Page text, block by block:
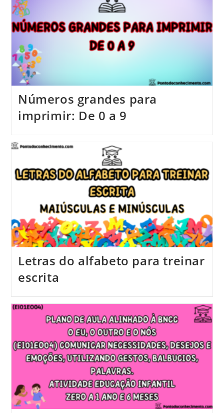
Números grandes para
imprimir: De 0 a 9
Letras do alfabeto para treinar
escrita